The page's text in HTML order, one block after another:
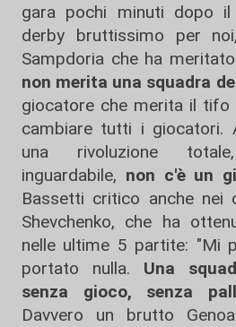
gara pochi minuti dopo il
derby bruttissimo per
Sampdoria che ha
non merita una squadra
giocatore che merita il tifo
cambiare tutti i giocatori.
una rivoluzione
inguardabile, non c'è un
Bassetti critico anche nei
Shevchenko, che ha
nelle ultime 5 partite: "Mi
portato nulla. Una
senza gioco, senza
Davvero un brutto